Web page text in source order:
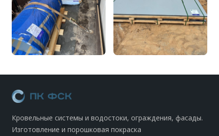
Кровельные системы и водостоки, ограждения, фасады.
Изготовление и порошковая покраска